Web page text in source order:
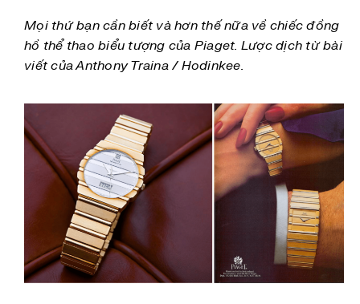
Mọi thứ bạn cần biết và hơn thế nữa về chiếc đồng
hồ thể thao biểu tượng của Piaget. Lược dịch từ bài
viết của Anthony Traina / Hodinkee.